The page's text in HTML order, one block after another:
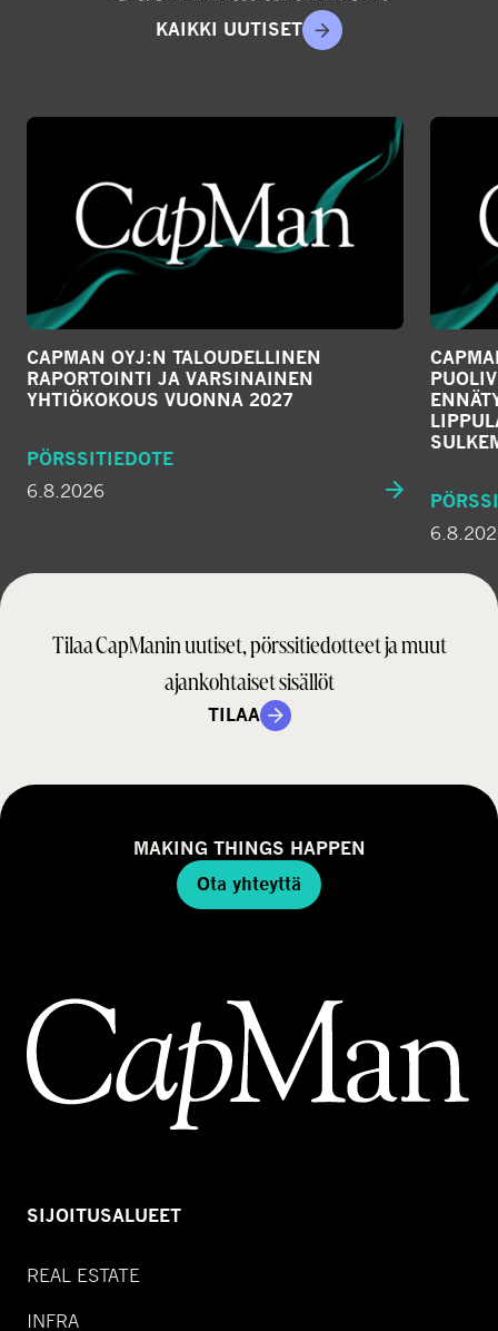
KAIKKI UUTISET
CAPMAN OYJ:N TALOUDELLINEN
RAPORTOINTI JA VARSINAINEN
YHTIÖKOKOUS VUONNA 2027
PÖRSSITIEDOTE
6.8.2026
Tilaa CapManin uutiset, pörssitiedotteet ja muut
ajankohtaiset sisällöt
TILAA
MAKING THINGS HAPPEN
Ota yhteyttä
SIJOITUSALUEET
REAL ESTATE
INFRA